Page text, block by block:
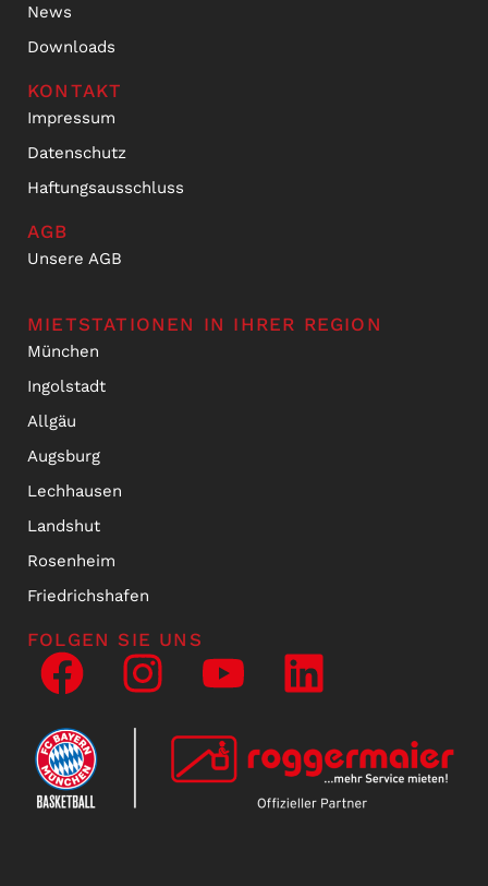
News
Downloads
KONTAKT
Impressum
Datenschutz
Haftungsausschluss
AGB
Unsere AGB
MIETSTATIONEN IN IHRER REGION
München
Ingolstadt
Allgäu
Augsburg
Lechhausen
Landshut
Rosenheim
Friedrichshafen
FOLGEN SIE UNS